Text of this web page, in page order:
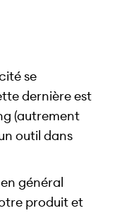
se
dernière est
(autrement
outil dans
général
produit et